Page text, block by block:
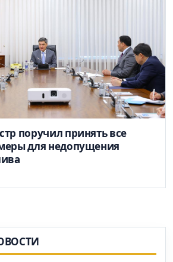
поручил принять все
для недопущения